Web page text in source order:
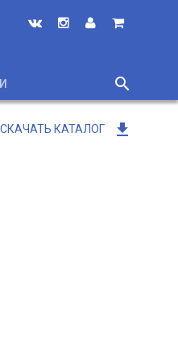
search
close
СКАЧАТЬ КАТАЛОГ get_app